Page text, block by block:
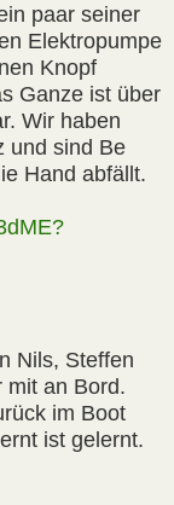
paar seiner
Elektropumpe
Knopf
Ganze ist über
Wir haben
und sind Be
Hand abfällt.
Nils, Steffen
mit an Bord.
im Boot
ist gelernt.